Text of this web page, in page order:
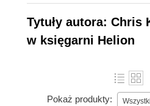
Tytuły autora: Chris
w księgarni Helion
Pokaż produkty: